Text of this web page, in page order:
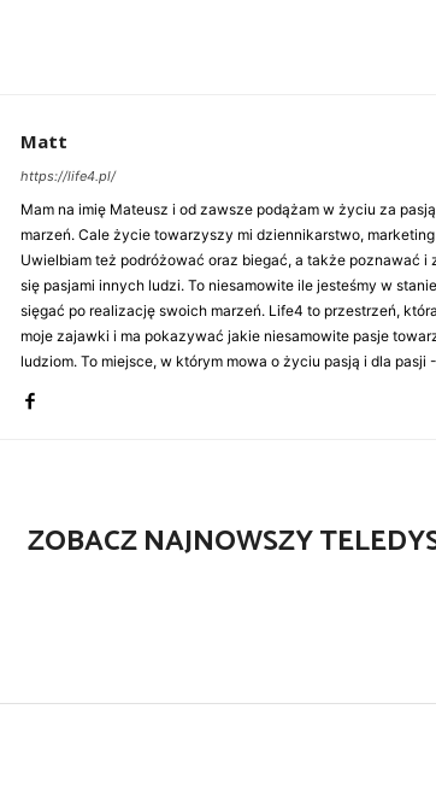
Matt
https://life4.pl/
Mam na imię Mateusz i od zawsze podążam w życiu za
marzeń. Cale życie towarzyszy mi dziennikarstwo,
Uwielbiam też podróżować oraz biegać, a także poznawać i
się pasjami innych ludzi. To niesamowite ile jesteśmy w
sięgać po realizację swoich marzeń. Life4 to przestrzeń,
moje zajawki i ma pokazywać jakie niesamowite pasje
ludziom. To miejsce, w którym mowa o życiu pasją i dla pasji
ZOBACZ NAJNOWSZY